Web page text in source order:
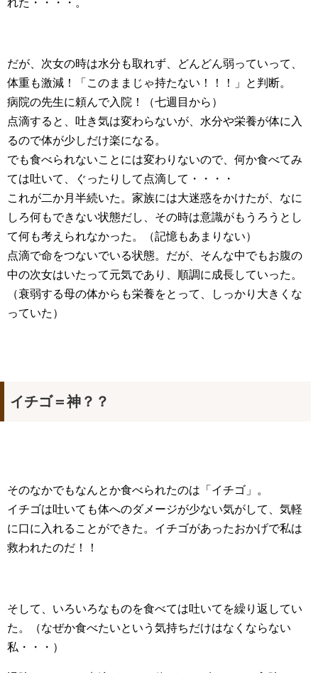
れた・・・・。
だが、次女の時は水分も取れず、どんどん弱っていって、
体重も激減！「このままじゃ持たない！！！」と判断。
病院の先生に頼んで入院！（七週目から）
点滴すると、吐き気は変わらないが、水分や栄養が体に入
るので体が少しだけ楽になる。
でも食べられないことには変わりないので、何か食べてみ
ては吐いて、ぐったりして点滴して・・・・
これが二か月半続いた。家族には大迷惑をかけたが、なに
しろ何もできない状態だし、その時は意識がもうろうとし
て何も考えられなかった。（記憶もあまりない）
点滴で命をつないでいる状態。だが、そんな中でもお腹の
中の次女はいたって元気であり、順調に成長していった。
（衰弱する母の体からも栄養をとって、しっかり大きくな
っていた）
イチゴ＝神？？
そのなかでもなんとか食べられたのは「イチゴ」。
イチゴは吐いても体へのダメージが少ない気がして、気軽
に口に入れることができた。イチゴがあったおかげで私は
救われたのだ！！
そして、いろいろなものを食べては吐いてを繰り返してい
た。（なぜか食べたいという気持ちだけはなくならない
私・・・）